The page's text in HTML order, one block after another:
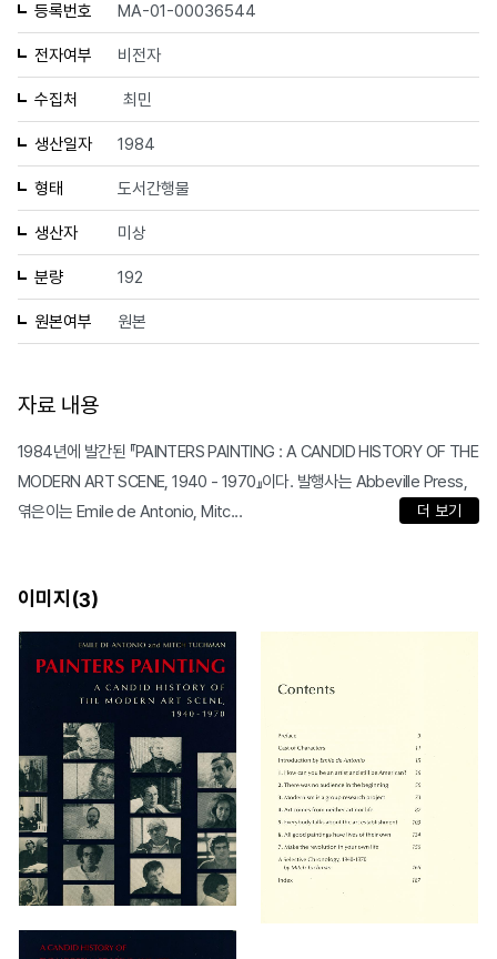
등록번호 MA-01-00036544
전자여부 비전자
수집처 최민
생산일자 1984
형태 도서간행물
생산자 미상
분량 192
원본여부 원본
자료 내용
1984년에 발간된 『PAINTERS PAINTING : A CANDID HISTORY OF THE
MODERN ART SCENE, 1940 - 1970』이다. 발행사는 Abbeville Press,
엮은이는 Emile de Antonio, Mitc...
더 보기
이미지(3)